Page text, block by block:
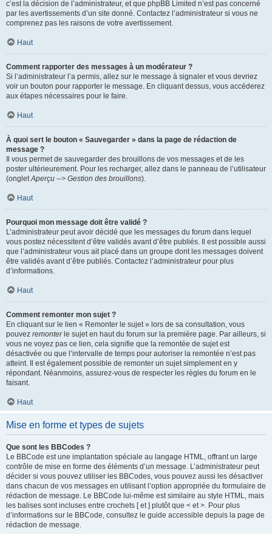
c’est la décision de l’administrateur, et que phpBB Limited n’est pas concerné
par les avertissements d’un site donné. Contactez l’administrateur si vous ne
comprenez pas les raisons de votre avertissement.
Haut
Comment rapporter des messages à un modérateur ?
Si l’administrateur l’a permis, allez sur le message à signaler et vous devriez
voir un bouton pour rapporter le message. En cliquant dessus, vous accéderez
aux étapes nécessaires pour le faire.
Haut
À quoi sert le bouton « Sauvegarder » dans la page de rédaction de
message ?
Il vous permet de sauvegarder des brouillons de vos messages et de les
poster ultérieurement. Pour les recharger, allez dans le panneau de l’utilisateur
(ongletAperçu --> Gestion des brouillons).
Haut
Pourquoi mon message doit être validé ?
L’administrateur peut avoir décidé que les messages du forum dans lequel
vous postez nécessitent d’être validés avant d’être publiés. Il est possible aussi
que l’administrateur vous ait placé dans un groupe dont les messages doivent
être validés avant d’être publiés. Contactez l’administrateur pour plus
d’informations.
Haut
Comment remonter mon sujet ?
En cliquant sur le lien « Remonter le sujet » lors de sa consultation, vous
pouvez remonterle sujet en haut du forum sur la première page. Par ailleurs, si
vous ne voyez pas ce lien, cela signifie que la remontée de sujet est
désactivée ou que l’intervalle de temps pour autoriser la remontée n’est pas
atteint. Il est également possible de remonter un sujet simplement en y
répondant. Néanmoins, assurez-vous de respecter les règles du forum en le
faisant.
Haut
Mise en forme et types de sujets
Que sont les BBCodes ?
Le BBCode est une implantation spéciale au langage HTML, offrant un large
contrôle de mise en forme des éléments d’un message. L’administrateur peut
décider si vous pouvez utiliser les BBCodes, vous pouvez aussi les désactiver
dans chacun de vos messages en utilisant l’option appropriée du formulaire de
rédaction de message. Le BBCode lui-même est similaire au style HTML, mais
les balises sont incluses entre crochets [ et ] plutôt que < et >. Pour plus
d’informations sur le BBCode, consultez le guide accessible depuis la page de
rédaction de message.